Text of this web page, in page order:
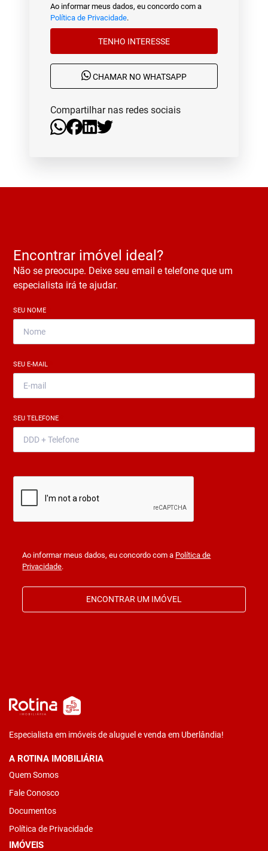
Ao informar meus dados, eu concordo com a
Política de Privacidade.
TENHO INTERESSE
CHAMAR NO WHATSAPP
Compartilhar nas redes sociais
Encontrar imóvel ideal?
Não se preocupe. Deixe seu email e telefone que um
especialista irá te ajudar.
SEU NOME
SEU E-MAIL
SEU TELEFONE
Ao informar meus dados, eu concordo com a Política de
Privacidade.
ENCONTRAR UM IMÓVEL
Especialista em imóveis de aluguel e venda em Uberlândia!
A ROTINA IMOBILIÁRIA
Quem Somos
Fale Conosco
Documentos
Política de Privacidade
IMÓVEIS